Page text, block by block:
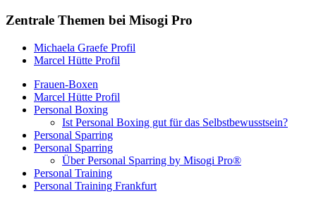
Zentrale Themen bei Misogi Pro
Michaela Graefe Profil
Marcel Hütte Profil
Frauen-Boxen
Marcel Hütte Profil
Personal Boxing
Ist Personal Boxing gut für das Selbstbewusstsein?
Personal Sparring
Personal Sparring
Über Personal Sparring by Misogi Pro®
Personal Training
Personal Training Frankfurt